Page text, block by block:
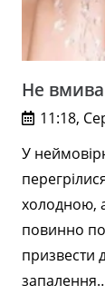
Не
11:18,
У
холодною,
повинно
призвести